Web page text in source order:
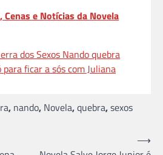
e Notícias da Novela
dos Sexos Nando quebra
ficar a sós com Juliana
, nando, Novela,quebra,sexos
⟶